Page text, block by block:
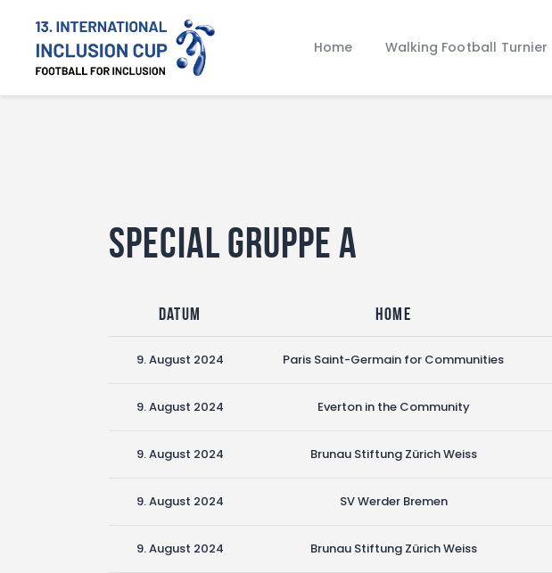
Home Walking Football Turnier
Walking
Turniere
Special Gruppe A
Datum Home
9. August 2024 Paris Saint-Germain for Communities
9. August 2024 Everton in the Community
9. August 2024 Brunau Stiftung Zürich Weiss
9. August 2024 SV Werder Bremen
9. August 2024 Brunau Stiftung Zürich Weiss